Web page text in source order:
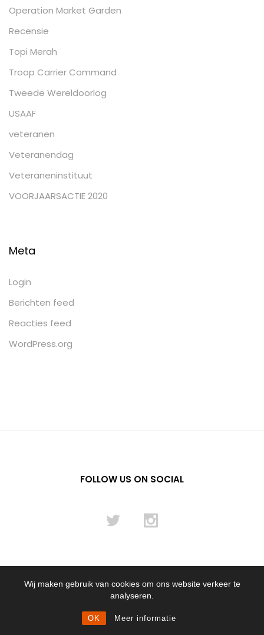
Wij maken gebruik van cookies om ons website verkeer te
analyseren.
OK Meer informatie
Operation Market Garden
Recensie
Topi Merah
Troop Carrier Command
Tweede Wereldoorlog
USAAF
veteranen
Veteranendag
Veteraneninstituut
VOORJAARSACTIE 2020
Meta
Login
Berichten feed
Reacties feed
WordPress.org
FOLLOW US ON SOCIAL
© 2012 - 2024 Flying Pencil NL B.V.